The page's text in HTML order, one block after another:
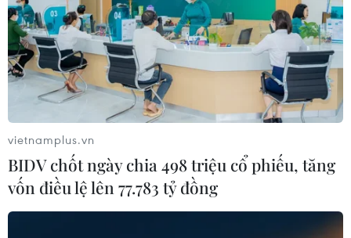
Donbass giữa Tổng thống Nga Vladimir Putin với Tổng
thống Pháp Francois Hollande và Thủ tướng Đức Angela
Merkel. đã diễn ra tại Điện Kremli.
vietnamplus.vn
BIDV chốt ngày chia 498 triệu cổ phiếu, tăng
vốn điều lệ lên 77.783 tỷ đồng